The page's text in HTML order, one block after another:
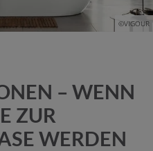
©VIGOUR
– WENN
ZUR
WERDEN